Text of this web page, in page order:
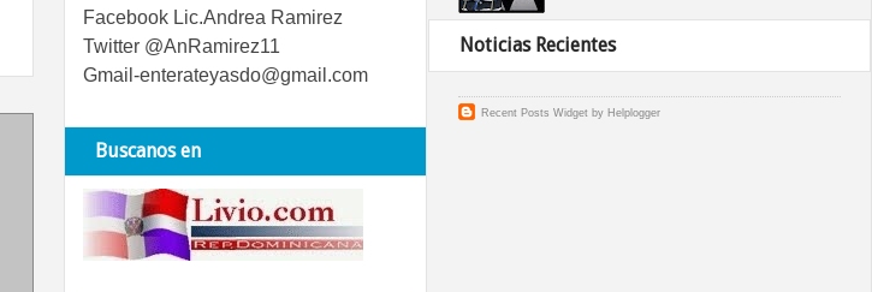
Facebook Lic.Andrea Ramirez
Twitter @AnRamirez11
Gmail-enterateyasdo@gmail.com
Buscanos en
Noticias Recientes
Recent Posts Widgetby Helplogger